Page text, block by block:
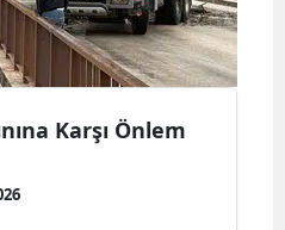
Karşı Önlem